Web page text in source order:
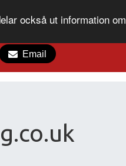
också ut information om
Email